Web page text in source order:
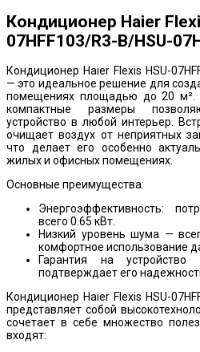
Кондиционер Haier
07HFF103/R3-B/HSU-
Кондиционер Haier Flexis HSU-
— это идеальное решение для
помещениях площадью до 20 м².
компактные размеры
устройство в любой интерьер.
очищает воздух от неприятных
что делает его особенно
жилых и офисных помещениях.
Основные преимущества:
Энергоэффективность:
всего 0.65 кВт.
Низкий уровень шума —
комфортное использование
Гарантия на
подтверждает его
Кондиционер Haier Flexis HSU-
представляет собой
сочетает в себе множество
входят: